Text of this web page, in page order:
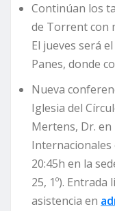
Continúan los
de Torrent con
El jueves será
Panes, donde
Nueva
Iglesia del
Mertens, Dr.
Internacionales
20:45h en la
25, 1º).
asistencia en